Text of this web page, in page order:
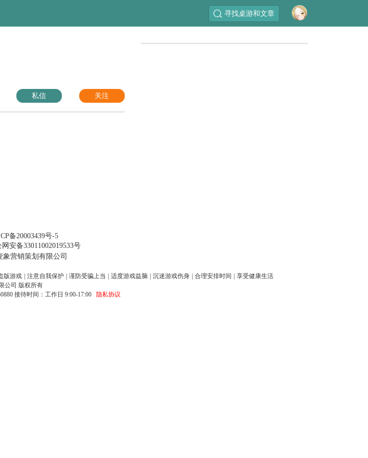
寻找桌游和文章
私信 关注
备20003439号-5
安备33011002019533号
象营销策划有限公司
版游戏 注意自我保护 谨防受骗上当 适度游戏益脑 沉迷游戏伤身 合理安排时间
享受健康生活
公司 版权所有
接待时间：工作日 9:00-17:00
隐私协议